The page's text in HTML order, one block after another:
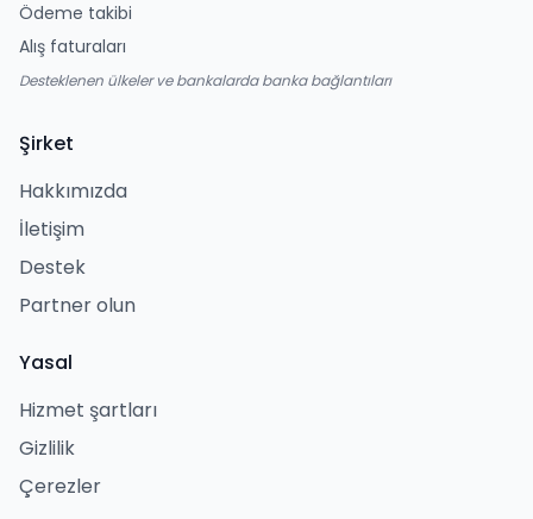
Ödeme takibi
Alış faturaları
Desteklenen ülkeler ve bankalarda banka bağlantıları
Şirket
Hakkımızda
İletişim
Destek
Partner olun
Yasal
Hizmet şartları
Gizlilik
Çerezler